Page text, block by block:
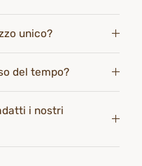
unico?
del tempo?
i nostri